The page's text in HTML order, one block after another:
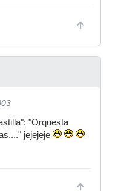
"Orquesta
jejejeje